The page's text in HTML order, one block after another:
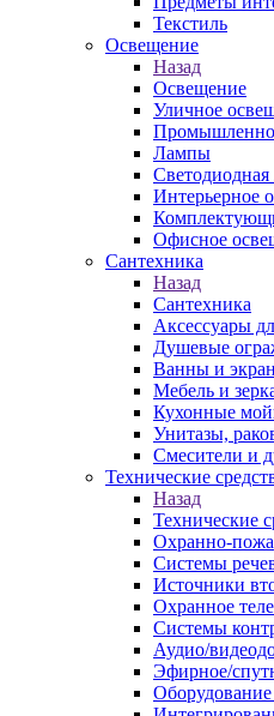
Текстиль
Освещение
Назад
Освещение
Уличное
Лампы
Интерьерное
Офисное
Сантехника
Назад
Сантехника
Аксессуары
Душевые
Ванны и
Мебель и
Кухонные
Унитазы,
Смесители и
Технические
Назад
Технические
Охранно-
Системы
Источники
Охранное
Системы
Аудио/
Эфирное/